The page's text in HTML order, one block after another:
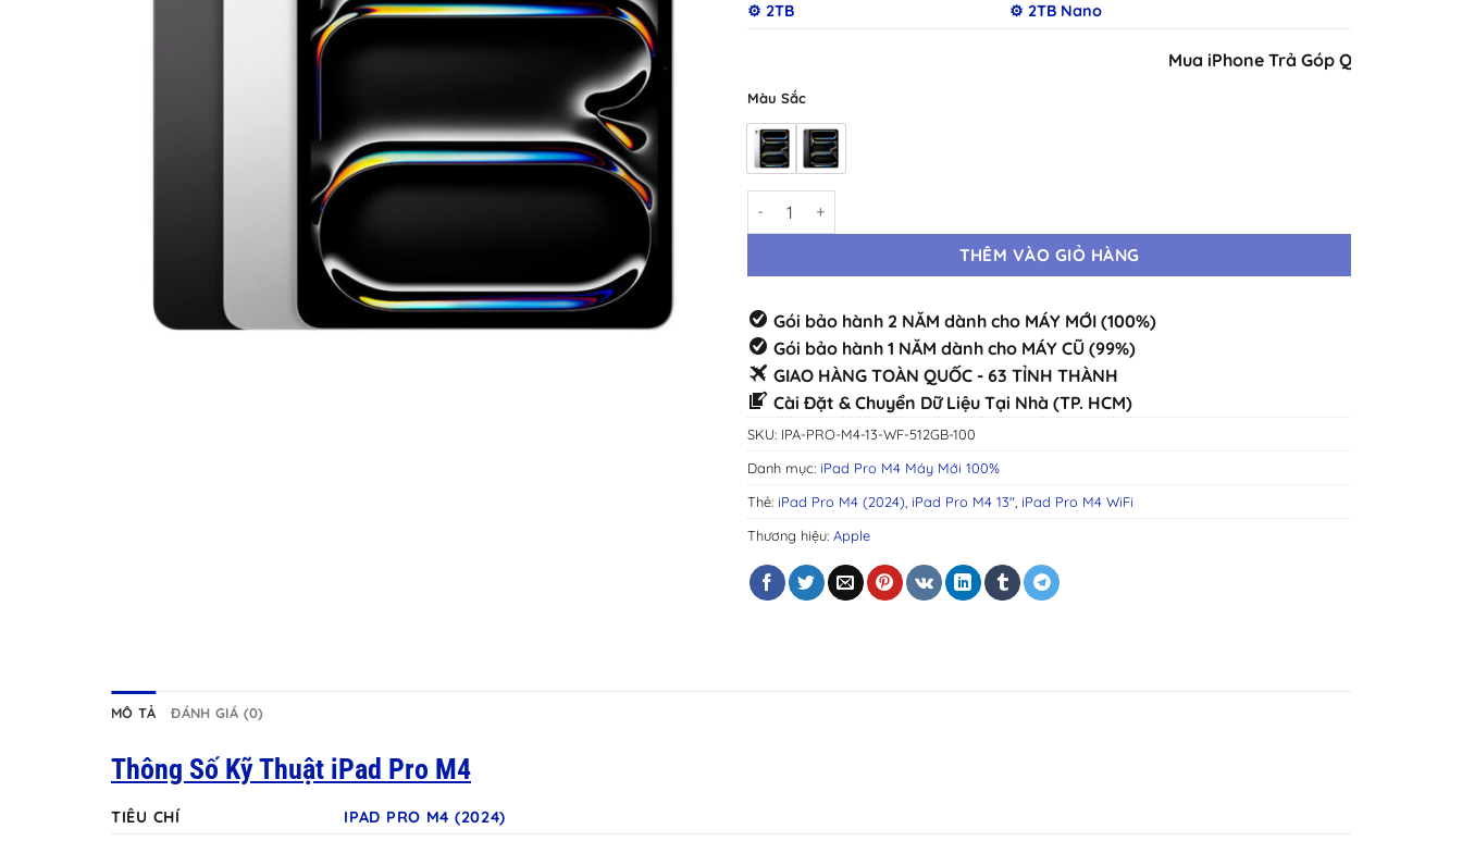
⚙️ 2TB
⚙️ 2TB Nano
Mua iPhone Trả Góp Qua iCloud Chỉ
Màu Sắc
THÊM VÀO GIỎ HÀNG
Gói bảo hành 2 NĂM dành cho MÁY MỚI (100%)
Gói bảo hành 1 NĂM dành cho MÁY CŨ (99%)
GIAO HÀNG TOÀN QUỐC - 63 TỈNH THÀNH
Cài Đặt & Chuyển Dữ Liệu Tại Nhà (TP. HCM)
SKU: IPA-PRO-M4-13-WF-512GB-100
Danh mục: iPad Pro M4 Máy Mới 100%
Thẻ: iPad Pro M4 (2024) iPad Pro M4 13" iPad Pro M4 WiFi
Thương hiệu: Apple
MÔ TẢ ĐÁNH GIÁ (0)
Thông Số Kỹ Thuật iPad Pro M4
TIÊU CHÍ IPAD PRO M4 (2024)